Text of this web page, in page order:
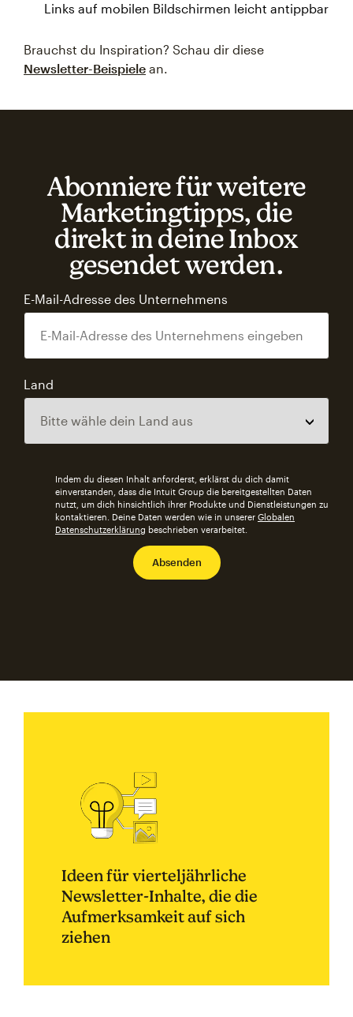
Links auf mobilen Bildschirmen leicht antippbar
Brauchst du Inspiration? Schau dir diese
Newsletter-Beispiele an.
Abonniere für weitere
Marketingtipps, die
direkt in deine Inbox
gesendet werden.
E-Mail-Adresse des Unternehmens
Land
Indem du diesen Inhalt anforderst, erklärst du dich damit
einverstanden, dass die Intuit Group die bereitgestellten Daten
nutzt, um dich hinsichtlich ihrer Produkte und Dienstleistungen zu
kontaktieren. Deine Daten werden wie in unserer Globalen
Datenschutzerklärung beschrieben verarbeitet.
Ideen für vierteljährliche
Newsletter-Inhalte, die die
Aufmerksamkeit auf sich
ziehen